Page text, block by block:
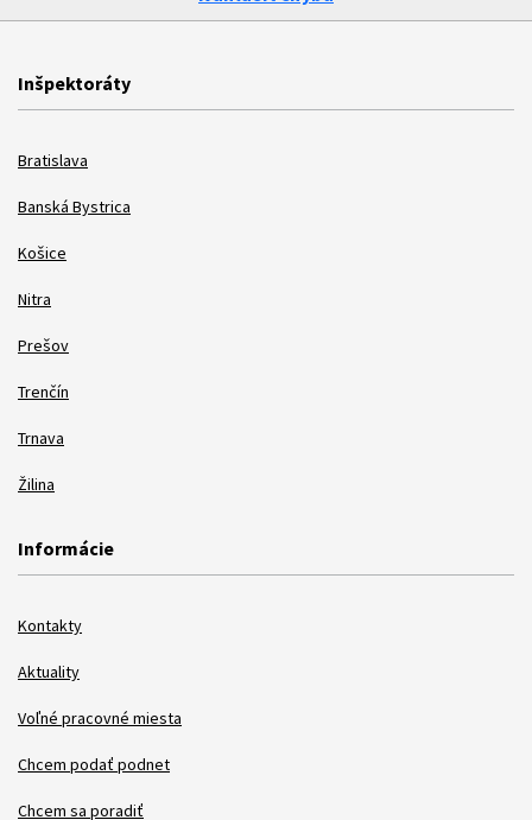
Inšpektoráty
Bratislava
Banská Bystrica
Košice
Nitra
Prešov
Trenčín
Trnava
Žilina
Informácie
Kontakty
Aktuality
Voľné pracovné miesta
Chcem podať podnet
Chcem sa poradiť